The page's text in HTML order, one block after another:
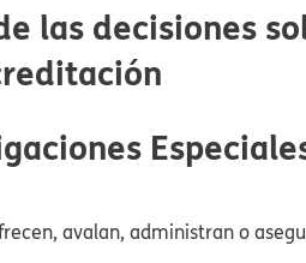
las decisiones
avalan, administran o